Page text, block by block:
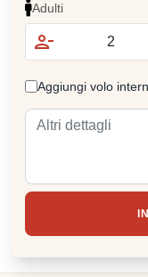
Adulti
Aggiungi volo